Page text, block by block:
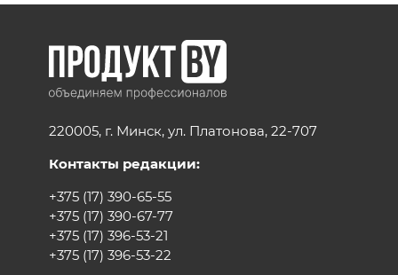
220005, г. Минск, ул. Платонова, 22-707
Контакты редакции:
+375 (17) 390-65-55
+375 (17) 390-67-77
+375 (17) 396-53-21
+375 (17) 396-53-22